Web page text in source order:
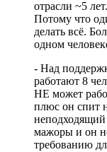
отрасли ~5 лет.
Потому что
делать всё.
одном
- Над
работают 8
НЕ может
плюс он спит
мажоры и он
требованию